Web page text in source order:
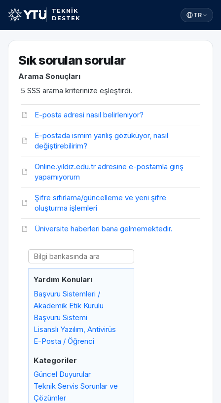
TEKNİK
DESTEK
TR
Sık sorulan sorular
Arama Sonuçları
5 SSS arama kriterinize eşleştirdi.
E-posta adresi nasıl belirleniyor?
E-postada ismim yanlış gözüküyor, nasıl
değiştirebilirim?
Online.yildiz.edu.tr adresine e-postamla giriş
yapamıyorum
Şifre sıfırlama/güncelleme ve yeni şifre
oluşturma işlemleri
Üniversite haberleri bana gelmemektedir.
Yardım Konuları
Başvuru Sistemleri /
Akademik Etik Kurulu
Başvuru Sistemi
Lisanslı Yazılım, Antivirüs
E-Posta / Öğrenci
Kategoriler
Güncel Duyurular
Teknik Servis Sorunlar ve
Çözümler